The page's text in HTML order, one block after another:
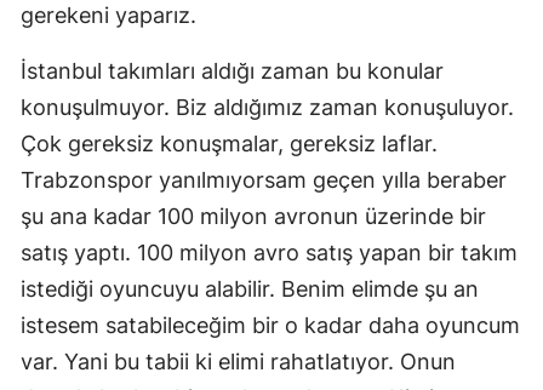
gerekeni yaparız.
İstanbul takımları aldığı zaman bu konular
konuşulmuyor. Biz aldığımız zaman konuşuluyor.
Çok gereksiz konuşmalar, gereksiz laflar.
Trabzonspor yanılmıyorsam geçen yılla beraber
şu ana kadar 100 milyon avronun üzerinde bir
satış yaptı. 100 milyon avro satış yapan bir takım
istediği oyuncuyu alabilir. Benim elimde şu an
istesem satabileceğim bir o kadar daha oyuncum
var. Yani bu tabii ki elimi rahatlatıyor. Onun